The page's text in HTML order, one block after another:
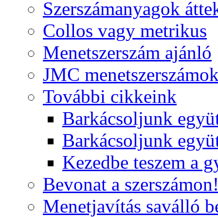
Szerszámanyagok
Collos vagy metrikus
Menetszerszám ajánló
JMC
További cikkeink
Barkácsoljunk
Barkácsoljunk
Kezedbe teszem a
Bevonat a
Menetjavítás saválló